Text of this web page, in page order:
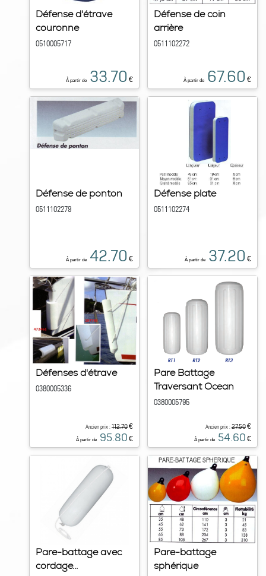
Défense d'étrave
couronne
0510005717
À partir de 33.70 €
Défense de coin
arrière
0511102272
À partir de 67.60 €
Défense de ponton
0511102279
À partir de 42.70 €
Défense plate
0511102274
À partir de 37.20 €
Défenses d'étrave
0380005336
Ancien prix : 112.70€
À partir de 95.80 €
Pare Battage
Traversant Ocean
0380005795
Ancien prix :27.50€
À partir de 54.60 €
Pare-battage avec
cordage...
Pare-battage
sphérique